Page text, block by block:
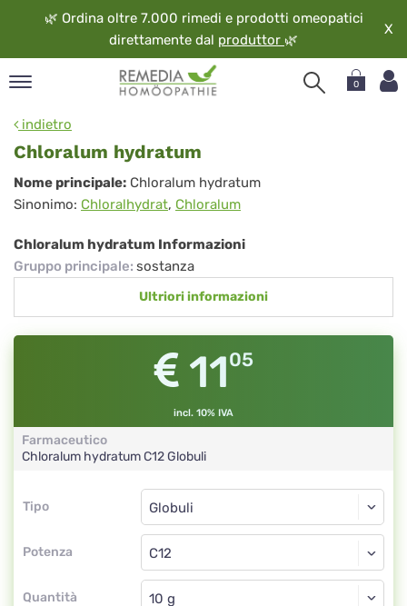
🌿 Ordina oltre 7.000 rimedi e prodotti omeopatici
direttamente dal produttor 🌿
X
0
indietro
Chloralum hydratum
Chloralum
hydratum
Nome principale: Chloralum hydratum
Sinonimo: Chloralhydrat, Chloralum
Chloralum hydratum Informazioni
Gruppo principale: sostanza
Ultriori informazioni
1105
incl. 10% IVA
Farmaceutico
Chloralum hydratumC12Globuli
Tipo
Tipo
Potenza
Globuli
C12
Quantità
Globuli